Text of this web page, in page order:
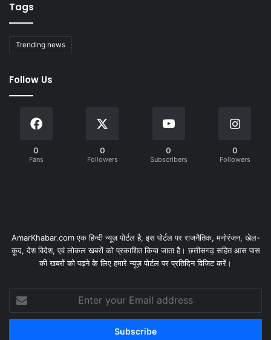
Tags
Trending news
Follow Us
0
Fans
0
Followers
0
Subscribers
0
Followers
AmarKhabar.com एक हिन्दी न्यूज़ पोर्टल है, इस पोर्टल पर राजनैतिक, मनोरंजन, खेल-
कूद, देश विदेश, एवं लोकल खबरों को प्रकाशित किया जाता है। छत्तीसगढ़ सहित आस पास
की खबरों को पढ़ने के लिए हमारे न्यूज़ पोर्टल पर प्रतिदिन विजिट करें।
your
Email